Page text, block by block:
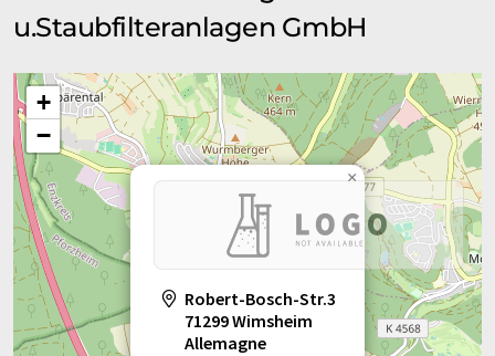
u.Staubfilteranlagen GmbH
Robert-Bosch-Str.3
71299 Wimsheim
Allemagne
×
+
−